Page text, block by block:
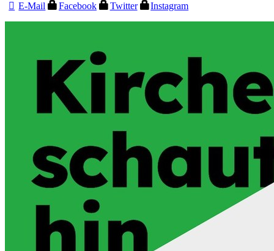
E-Mail Facebook Twitter Instagram